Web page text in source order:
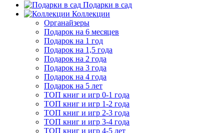
Подарки в сад
Коллекции
Органайзеры
Подарок на 6 месяцев
Подарок на 1 год
Подарок на 1,5 года
Подарок на 2 года
Подарок на 3 года
Подарок на 4 года
Подарок на 5 лет
ТОП книг и игр 0-1 года
ТОП книг и игр 1-2 года
ТОП книг и игр 2-3 года
ТОП книг и игр 3-4 года
ТОП книг и игр 4-5 лет